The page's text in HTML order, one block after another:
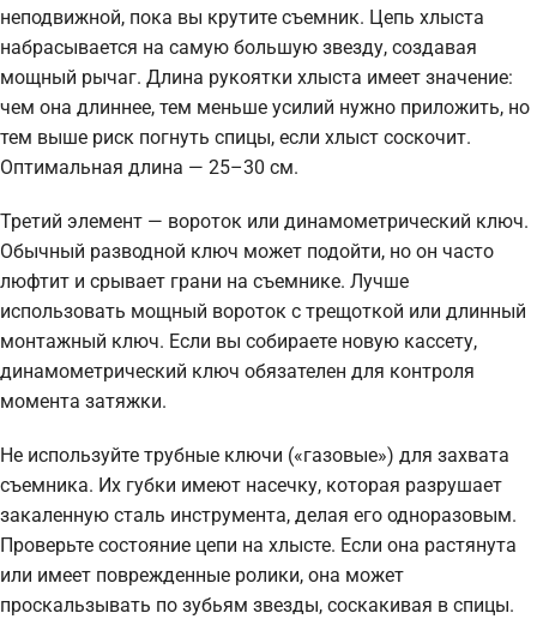
неподвижной, пока вы крутите съемник. Цепь хлыста
набрасывается на самую большую звезду, создавая
мощный рычаг. Длина рукоятки хлыста имеет значение:
чем она длиннее, тем меньше усилий нужно приложить, но
тем выше риск погнуть спицы, если хлыст соскочит.
Оптимальная длина — 25–30 см.
Третий элемент — вороток или динамометрический ключ.
Обычный разводной ключ может подойти, но он часто
люфтит и срывает грани на съемнике. Лучше
использовать мощный вороток с трещоткой или длинный
монтажный ключ. Если вы собираете новую кассету,
динамометрический ключ обязателен для контроля
момента затяжки.
Не используйте трубные ключи («газовые») для захвата
съемника. Их губки имеют насечку, которая разрушает
закаленную сталь инструмента, делая его одноразовым.
Проверьте состояние цепи на хлысте. Если она растянута
или имеет поврежденные ролики, она может
проскальзывать по зубьям звезды, соскакивая в спицы.